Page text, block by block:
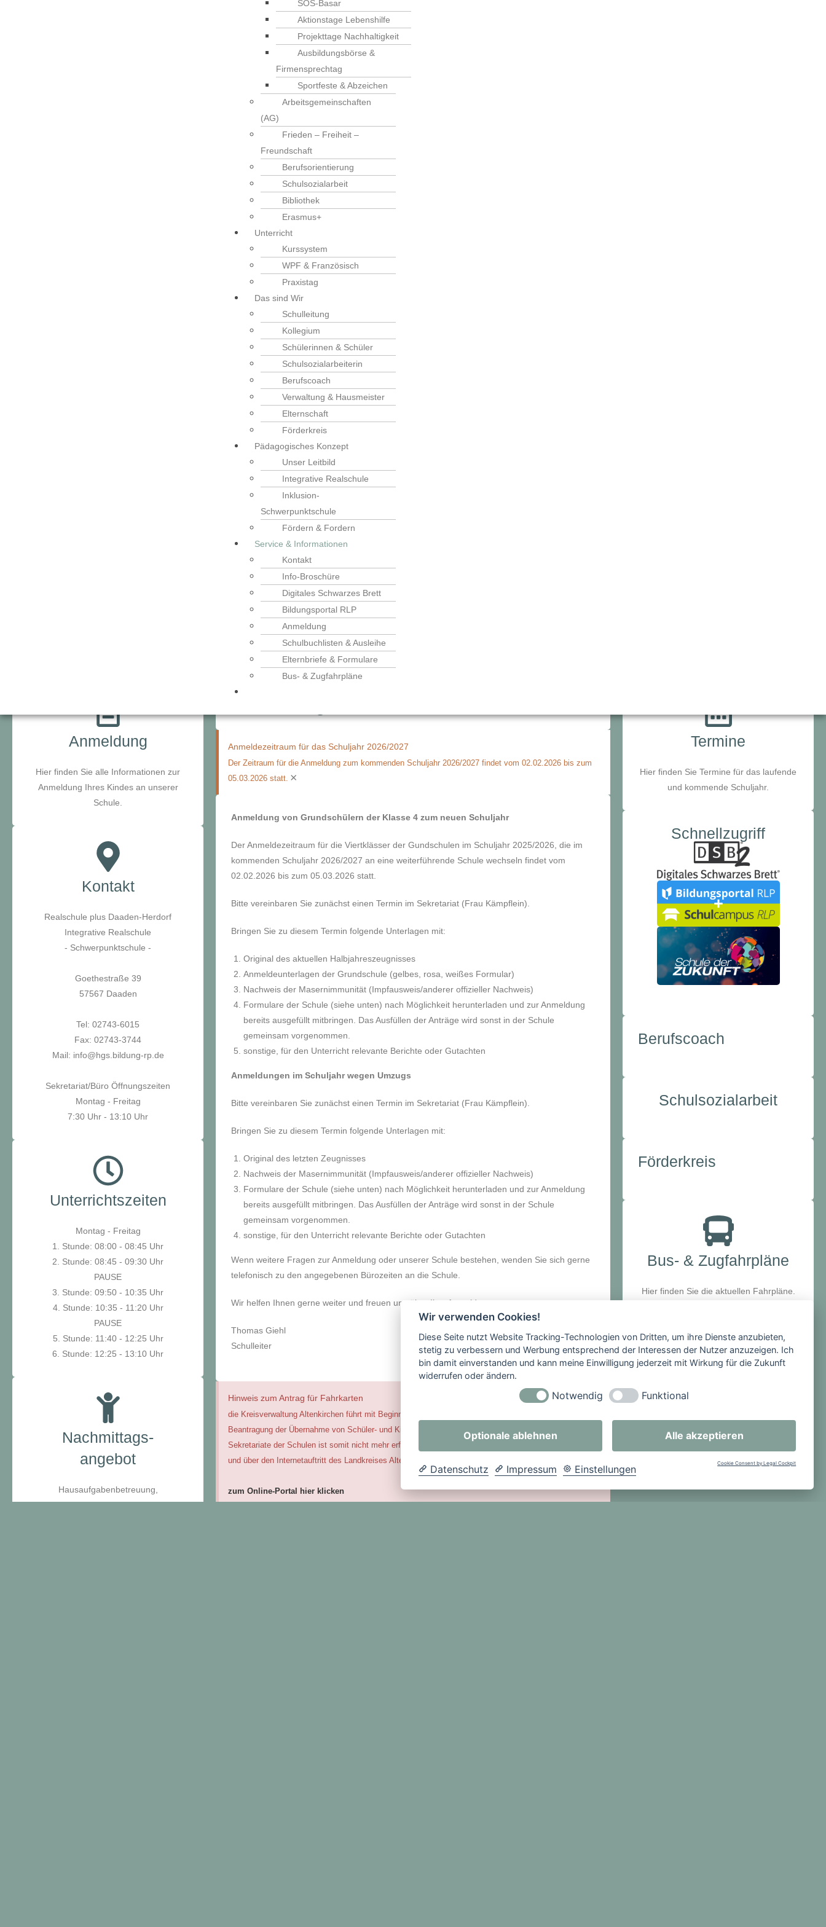
SOS-Basar
Aktionstage Lebenshilfe
Projekttage Nachhaltigkeit
Ausbildungsbörse &
Firmensprechtag
Sportfeste & Abzeichen
Arbeitsgemeinschaften
(AG)
Frieden – Freiheit –
Freundschaft
Berufsorientierung
Schulsozialarbeit
Bibliothek
Erasmus+
Unterricht
Kurssystem
WPF & Französisch
Praxistag
Das sind Wir
Schulleitung
Kollegium
Schülerinnen & Schüler
Schulsozialarbeiterin
Berufscoach
Verwaltung & Hausmeister
Elternschaft
Förderkreis
Pädagogisches Konzept
Unser Leitbild
Integrative Realschule
Inklusion-
Schwerpunktschule
Fördern & Fordern
Service & Informationen
Kontakt
Info-Broschüre
Digitales Schwarzes Brett
Bildungsportal RLP
Anmeldung
Schulbuchlisten & Ausleihe
Elternbriefe & Formulare
Bus- & Zugfahrpläne
INTEGRATIVE REALSCHULE PLUS |
SCHWERPUNKTSCHULE
Gemeinsam bilden - Gemeinsam erziehen - Perspektiven ermöglichen
Anmeldung
Hier finden Sie alle Informationen zur
Anmeldung Ihres Kindes an unserer
Schule.
Kontakt
Realschule plus Daaden-Herdorf
Integrative Realschule
- Schwerpunktschule -
Goethestraße 39
57567 Daaden
Tel: 02743-6015
Fax: 02743-3744
Mail: info@hgs.bildung-rp.de
Sekretariat/Büro Öffnungszeiten
Montag - Freitag
7:30 Uhr - 13:10 Uhr
Unterrichtszeiten
Montag - Freitag
1. Stunde: 08:00 - 08:45 Uhr
2. Stunde: 08:45 - 09:30 Uhr
PAUSE
3. Stunde: 09:50 - 10:35 Uhr
4. Stunde: 10:35 - 11:20 Uhr
PAUSE
5. Stunde: 11:40 - 12:25 Uhr
6. Stunde: 12:25 - 13:10 Uhr
Nachmittags-
angebot
Hausaufgabenbetreuung,
Förderbedarf & AGs
Anmeldezeitraum für das Schuljahr 2026/2027
Der Zeitraum für die Anmeldung zum kommenden Schuljahr 2026/2027 findet vom 02.02.2026 bis zum
05.03.2026 statt. ×
Anmeldung von Grundschülern der Klasse 4 zum neuen Schuljahr
Der Anmeldezeitraum für die Viertklässer der Gundschulen im Schuljahr 2025/2026, die im
kommenden Schuljahr 2026/2027 an eine weiterführende Schule wechseln findet vom
02.02.2026 bis zum 05.03.2026 statt.
Bitte vereinbaren Sie zunächst einen Termin im Sekretariat (Frau Kämpflein).
Bringen Sie zu diesem Termin folgende Unterlagen mit:
Original des aktuellen Halbjahreszeugnisses
Anmeldeunterlagen der Grundschule (gelbes, rosa, weißes Formular)
Nachweis der Masernimmunität (Impfausweis/anderer offizieller Nachweis)
Formulare der Schule (siehe unten) nach Möglichkeit herunterladen und zur Anmeldung
bereits ausgefüllt mitbringen. Das Ausfüllen der Anträge wird sonst in der Schule
gemeinsam vorgenommen.
sonstige, für den Unterricht relevante Berichte oder Gutachten
Anmeldungen im Schuljahr wegen Umzugs
Bitte vereinbaren Sie zunächst einen Termin im Sekretariat (Frau Kämpflein).
Bringen Sie zu diesem Termin folgende Unterlagen mit:
Original des letzten Zeugnisses
Nachweis der Masernimmunität (Impfausweis/anderer offizieller Nachweis)
Formulare der Schule (siehe unten) nach Möglichkeit herunterladen und zur Anmeldung
bereits ausgefüllt mitbringen. Das Ausfüllen der Anträge wird sonst in der Schule
gemeinsam vorgenommen.
sonstige, für den Unterricht relevante Berichte oder Gutachten
Wenn weitere Fragen zur Anmeldung oder unserer Schule bestehen, wenden Sie sich gerne
telefonisch zu den angegebenen Bürozeiten an die Schule.
Wir helfen Ihnen gerne weiter und freuen uns über Ihre Anmeldung.
Thomas Giehl
Schulleiter
Hinweis zum Antrag für Fahrkarten
die Kreisverwaltung Altenkirchen führt mit Beginn des neuen Jahres 2026 Online-Anträge für die
Beantragung der Übernahme von Schüler- und Kitafahrtkosten ein. Die Antragstellung über die
Sekretariate der Schulen ist somit nicht mehr erforderlich. Die Anträge sind nach Schularten aufgeteilt
und über den Internetauftritt des Landkreises Altenkirchen zugänglich.
zum Online-Portal hier klicken
Termine
Hier finden Sie Termine für das laufende
und kommende Schuljahr.
Schnellzugriff
Berufscoach
Schulsozialarbeit
Förderkreis
Bus- & Zugfahrpläne
Hier finden Sie die aktuellen Fahrpläne.
Wir verwenden Cookies!
Diese Seite nutzt Website Tracking-Technologien von Dritten, um ihre Dienste anzubieten,
stetig zu verbessern und Werbung entsprechend der Interessen der Nutzer anzuzeigen. Ich
bin damit einverstanden und kann meine Einwilligung jederzeit mit Wirkung für die Zukunft
widerrufen oder ändern.
Notwendig Funktional
Optionale ablehnen Alle akzeptieren
Datenschutz Impressum Einstellungen Cookie Consent by Legal Cockpit